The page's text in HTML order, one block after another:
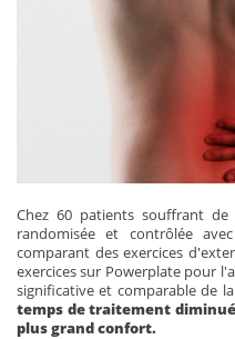
Chez 60 patients souffrant de
randomisée et contrôlée
comparant des exercices
exercices sur Powerplate pour
significative et comparable de
temps de traitement
plus grand confort.